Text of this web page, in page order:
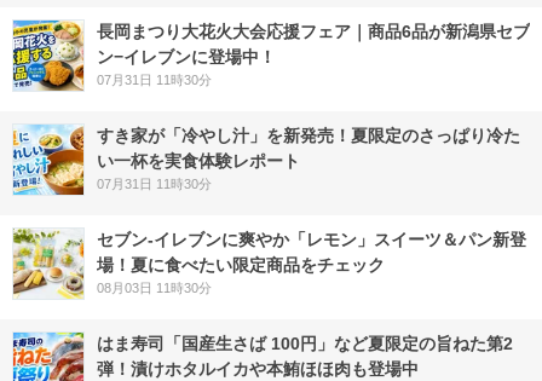
長岡まつり大花火大会応援フェア｜商品6品が新潟県セブ
ン−イレブンに登場中！
07月31日 11時30分
すき家が「冷やし汁」を新発売！夏限定のさっぱり冷た
い一杯を実食体験レポート
07月31日 11時30分
セブン‐イレブンに爽やか「レモン」スイーツ＆パン新登
場！夏に食べたい限定商品をチェック
08月03日 11時30分
はま寿司「国産生さば 100円」など夏限定の旨ねた第2
弾！漬けホタルイカや本鮪ほほ肉も登場中